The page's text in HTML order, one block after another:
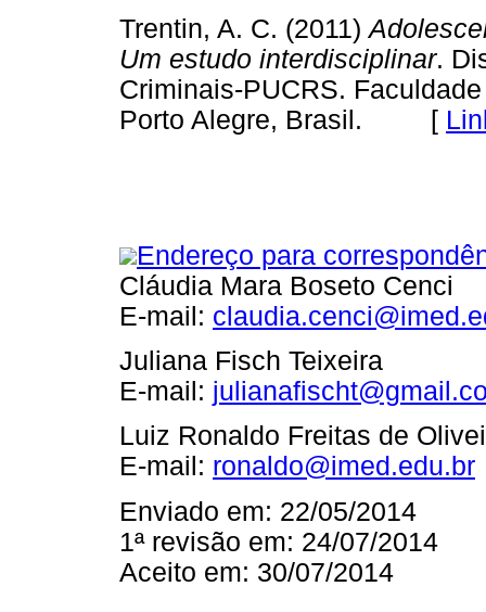
Trentin, A. C. (2011)
Um estudo interdisciplinar.
Criminais-PUCRS.
Porto Alegre, Brasil. [
Endereço para
Cláudia Mara Boseto Cenci
E-mail:
Juliana Fisch Teixeira
E-mail:
Luiz Ronaldo Freitas de
E-mail: ronaldo@imed.edu.br
Enviado em: 22/05/2014
1ª revisão em: 24/07/2014
Aceito em: 30/07/2014